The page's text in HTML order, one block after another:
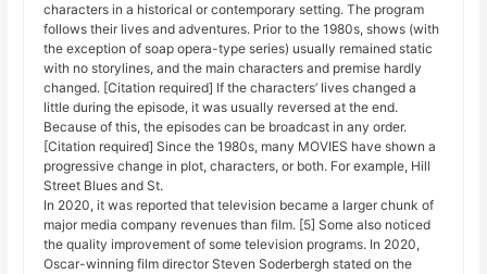
characters in a historical or contemporary setting. The program
follows their lives and adventures. Prior to the 1980s, shows (with
the exception of soap opera-type series) usually remained static
with no storylines, and the main characters and premise hardly
changed. [Citation required] If the characters’ lives changed a
little during the episode, it was usually reversed at the end.
Because of this, the episodes can be broadcast in any order.
[Citation required] Since the 1980s, many MOVIES have shown a
progressive change in plot, characters, or both. For example, Hill
Street Blues and St.
In 2020, it was reported that television became a larger chunk of
major media company revenues than film. [5] Some also noticed
the quality improvement of some television programs. In 2020,
Oscar-winning film director Steven Soderbergh stated on the